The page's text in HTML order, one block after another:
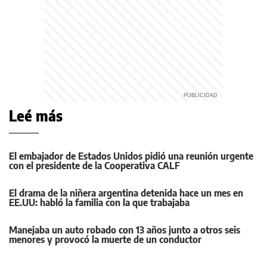
Leé más
El embajador de Estados Unidos pidió una reunión urgente
con el presidente de la Cooperativa CALF
El drama de la niñera argentina detenida hace un mes en
EE.UU: habló la familia con la que trabajaba
Manejaba un auto robado con 13 años junto a otros seis
menores y provocó la muerte de un conductor